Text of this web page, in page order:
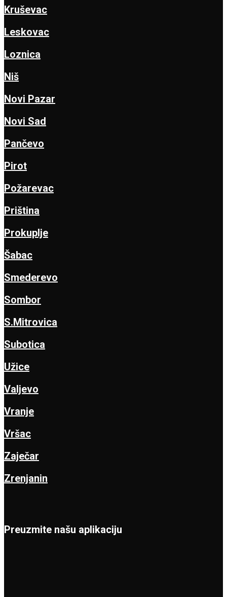
Kruševac
Leskovac
Loznica
Niš
Novi Pazar
Novi Sad
Pančevo
Pirot
Požarevac
Priština
Prokuplje
Šabac
Smederevo
Sombor
S.Mitrovica
Subotica
Užice
Valjevo
Vranje
Vršac
Zaječar
Zrenjanin
Preuzmite našu aplikaciju